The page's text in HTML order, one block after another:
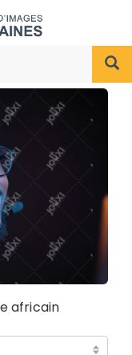
africain